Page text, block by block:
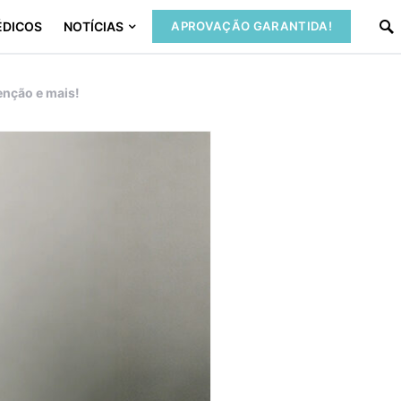
NOTÍCIAS APROVAÇÃO GARANTIDA!
e mais!